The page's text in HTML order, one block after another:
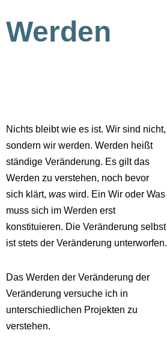
Werden
Nichts bleibt wie es ist. Wir sind nicht,
sondern wir werden. Werden heißt
ständige Veränderung. Es gilt das
Werden zu verstehen, noch bevor
sich klärt, was wird. Ein Wir oder Was
muss sich im Werden erst
konstituieren. Die Veränderung selbst
ist stets der Veränderung unterworfen.
Das Werden der Veränderung der
Veränderung versuche ich in
unterschiedlichen Projekten zu
verstehen.